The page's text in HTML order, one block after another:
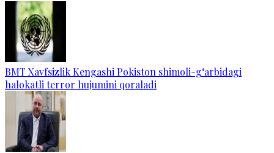
BMT Xavfsizlik Kengashi Pokiston shimoli-g‘arbidagi
halokatli terror hujumini qoraladi